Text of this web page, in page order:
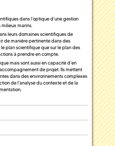
dans l’optique d’une gestion
marins.
leurs domaines scientifiques de
de manière pertinente dans des
plan scientifique que sur le plan des
à prendre en compte.
mais sont aussi en capacité d’en
de projet. Ils mettent
dans des environnements complexes
de l'analyse du contexte et de la